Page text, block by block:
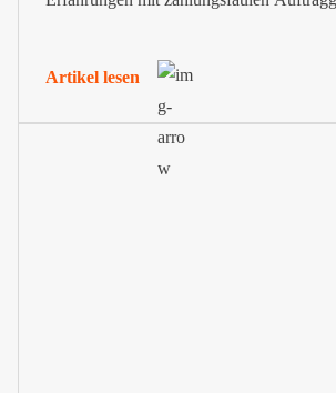
Artikel lesen